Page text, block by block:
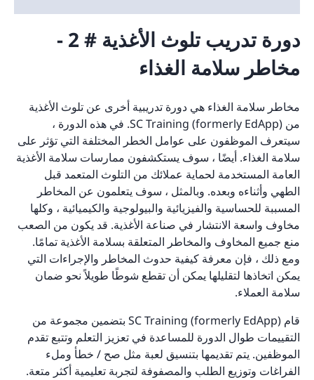
دورة تدريب تلوث الأغذية # 2 -
مخاطر سلامة الغذاء
مخاطر سلامة الغذاء هي دورة تدريبية أخرى عن تلوث الأغذية
من SC Training (formerly EdApp). في هذه الدورة ،
سيتعرف الموظفون على عوامل الخطر المختلفة التي تؤثر على
سلامة الغذاء. أيضًا ، سوف يستكشفون ممارسات سلامة الأغذية
العامة المستخدمة لحماية عملائك من التلوث المتعمد قبل
الطهي وأثناءه وبعده. وبالمثل ، سوف يتعلمون عن المخاطر
المسببة للحساسية والفيزيائية والبيولوجية والكيميائية ، وكلها
مخاوف واسعة الانتشار في صناعة الأغذية. قد يكون من الصعب
منع جميع المخاوف والمخاطر المتعلقة بسلامة الأغذية تمامًا.
ومع ذلك ، فإن معرفة كيفية حدوث المخاطر والإجراءات التي
يمكن اتخاذها لتقليلها يمكن أن تقطع شوطًا طويلاً نحو ضمان
سلامة العملاء.
قام SC Training (formerly EdApp) بتضمين مجموعة من
التقييمات طوال الدورة للمساعدة في تعزيز التعلم وتتبع تقدم
الموظفين. يتم تقديمها بتنسيق لعبة مثل صح / خطأ وملء
الفراغات وتوزيع الطلب والمصفوفة لتجربة تعليمية أكثر متعة.